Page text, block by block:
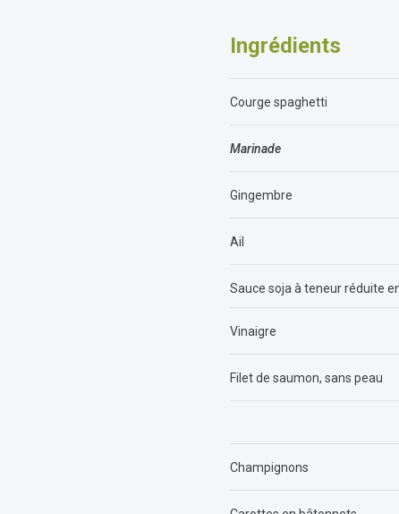
Ingrédients
Courge spaghetti
Marinade
Gingembre
Ail
Sauce soja à teneur réduite
Vinaigre
Filet de saumon, sans peau
Champignons